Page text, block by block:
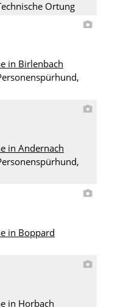
Ortung
in Birlenbach
in Andernach
in Boppard
in Horbach